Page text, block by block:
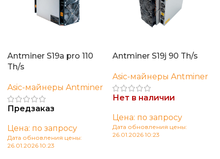
Antminer S19a pro 110
Th/s
Asic-майнеры Antminer
Предзаказ
Цена: по запросу
Дата обновления цены:
26.01.2026 10:23
Antminer S19j 90 Th/s
Asic-майнеры Antminer
Нет в наличии
Цена: по запросу
Дата обновления цены:
26.01.2026 10:23